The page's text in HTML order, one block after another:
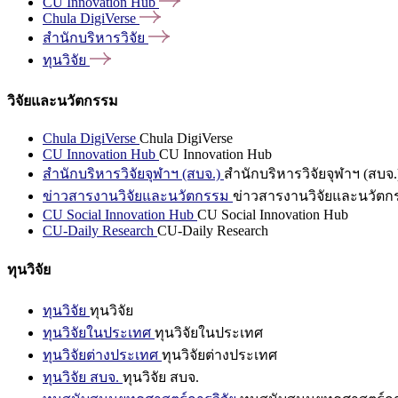
Chula DigiVerse
สำนักบริหารวิจัย
ทุนวิจัย
วิจัยและนวัตกรรม
Chula DigiVerse Chula DigiVerse
CU Innovation Hub CU Innovation Hub
สำนักบริหารวิจัยจุฬาฯ (สบจ.) สำนักบริหารวิจัยจุฬาฯ (สบจ
ข่าวสารงานวิจัยและนวัตกรรม ข่าวสารงานวิจัยและนวัตก
CU Social Innovation Hub CU Social Innovation Hub
CU-Daily Research CU-Daily Research
ทุนวิจัย
ทุนวิจัย ทุนวิจัย
ทุนวิจัยในประเทศ ทุนวิจัยในประเทศ
ทุนวิจัยต่างประเทศ ทุนวิจัยต่างประเทศ
ทุนวิจัย สบจ. ทุนวิจัย สบจ.